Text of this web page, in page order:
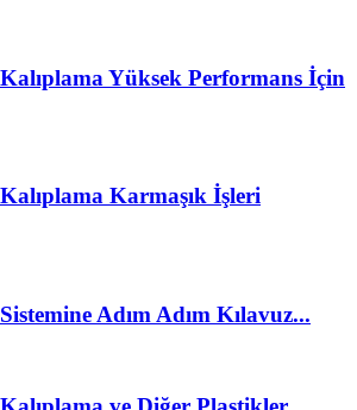
Yüksek Performans İçin
Karmaşık İşleri
Adım Adım Kılavuz...